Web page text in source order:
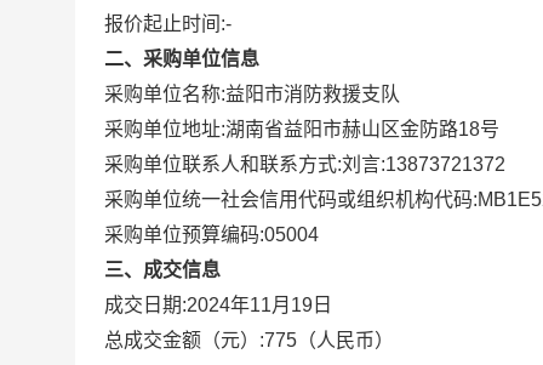
报价起止时间:-
二、采购单位信息
采购单位名称:益阳市消防救援支队
采购单位地址:湖南省益阳市赫山区金防路18号
采购单位联系人和联系方式:刘言:13873721372
采购单位统一社会信用代码或组织机构代码:
采购单位预算编码:05004
三、成交信息
成交日期:2024年11月19日
总成交金额（元）:775 （人民币）